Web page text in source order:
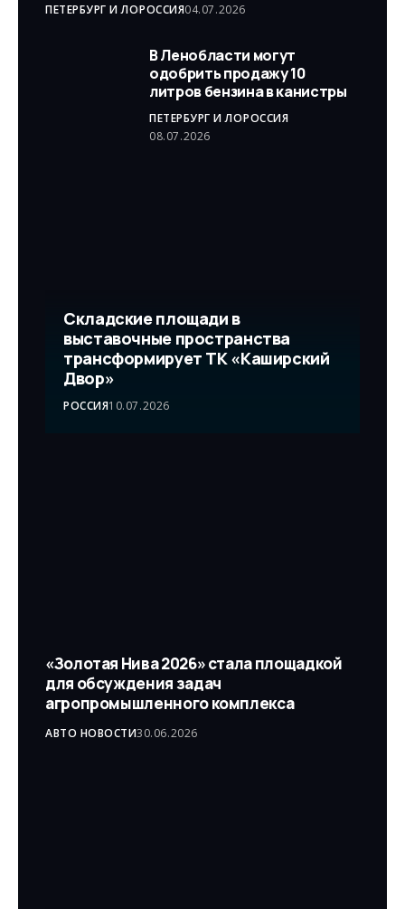
ПЕТЕРБУРГ И ЛОРОССИЯ04.07.2026
В Ленобласти могут
одобрить продажу 10
литров бензина в канистры
ПЕТЕРБУРГ И ЛОРОССИЯ
08.07.2026
Складские площади в
выставочные пространства
трансформирует ТК «Каширский
Двор»
РОССИЯ10.07.2026
«Золотая Нива 2026» стала площадкой
для обсуждения задач
агропромышленного комплекса
АВТО НОВОСТИ30.06.2026